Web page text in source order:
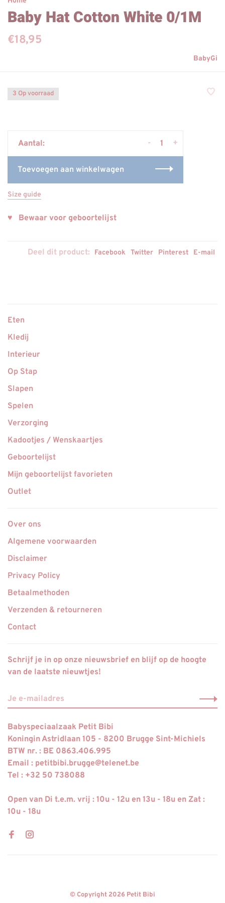
Baby Hat Cotton White 0/1M
€18,95
BabyGi
3 Op voorraad
Aantal: +
-
Toevoegen aan winkelwagen
Size guide
♥ Bewaar voor geboortelijst
Deel dit product: Facebook Twitter Pinterest E-mail
Eten
Kledij
Interieur
Op Stap
Slapen
Spelen
Verzorging
Kadootjes / Wenskaartjes
Geboortelijst
Mijn geboortelijst favorieten
Outlet
Over ons
Algemene voorwaarden
Disclaimer
Privacy Policy
Betaalmethoden
Verzenden & retourneren
Contact
Schrijf je in op onze nieuwsbrief en blijf op de hoogte
van de laatste nieuwtjes!
Babyspeciaalzaak Petit Bibi
Koningin Astridlaan 105 - 8200 Brugge Sint-Michiels
BTW nr. : BE 0863.406.995
Email : petitbibi.brugge@telenet.be
Tel : +32 50 738088
Open van Di t.e.m. vrij : 10u - 12u en 13u - 18u en Zat :
10u - 18u
© Copyright 2026 Petit Bibi